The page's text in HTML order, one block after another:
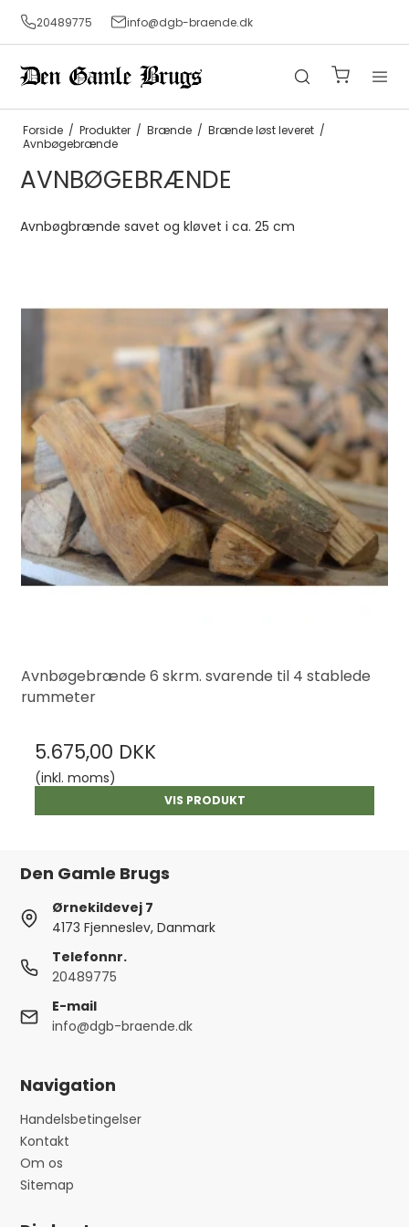
20489775 info@dgb-braende.dk
Forside / Produkter / Brænde / Brænde løst leveret /
Avnbøgebrænde
AVNBØGEBRÆNDE
Avnbøgbrænde savet og kløvet i ca. 25 cm
Avnbøgebrænde 6 skrm. svarende til 4 stablede
rummeter
5.675,00 DKK
(inkl. moms)
VIS PRODUKT
Den Gamle Brugs
Ørnekildevej 7
4173 Fjenneslev, Danmark
Telefonnr.
20489775
E-mail
info@dgb-braende.dk
Navigation
Handelsbetingelser
Kontakt
Om os
Sitemap